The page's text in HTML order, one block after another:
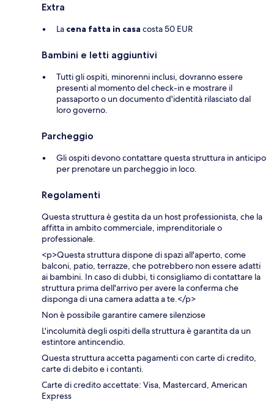
Extra
La cena fatta in casa costa 50 EUR
Bambini e letti aggiuntivi
Tutti gli ospiti, minorenni inclusi, dovranno essere
presenti al momento del check-in e mostrare il
passaporto o un documento d'identità rilasciato dal
loro governo.
Parcheggio
Gli ospiti devono contattare questa struttura in anticipo
per prenotare un parcheggio in loco.
Regolamenti
Questa struttura è gestita da un host professionista, che la
affitta in ambito commerciale, imprenditoriale o
professionale.
<p>Questa struttura dispone di spazi all'aperto, come
balconi, patio, terrazze, che potrebbero non essere adatti
ai bambini. In caso di dubbi, ti consigliamo di contattare la
struttura prima dell'arrivo per avere la conferma che
disponga di una camera adatta a te.</p>
Non è possibile garantire camere silenziose
L'incolumità degli ospiti della struttura è garantita da un
estintore antincendio.
Questa struttura accetta pagamenti con carte di credito,
carte di debito e i contanti.
Carte di credito accettate: Visa, Mastercard, American
Express